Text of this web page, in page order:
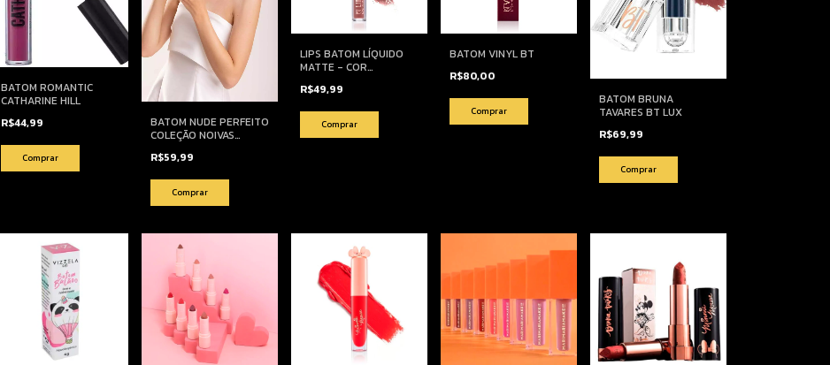
BATOM ROMANTIC
CATHARINE HILL
R$44,99
BATOM NUDE PERFEITO
COLEÇÃO NOIVAS
R$59,99
LIPS BATOM LÍQUIDO
MATTE - COR
R$49,99
BATOM VINYL BT
R$80,00
Comprar
BATOM BRUNA
TAVARES BT LUX
R$69,99
Comprar